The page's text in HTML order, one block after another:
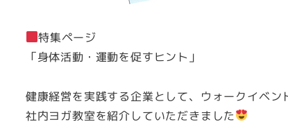
特集ページ
「身体活動・運動を促すヒント」
健康経営を実践する企業として、ウォークイベン
社内ヨガ教室を紹介していただきました